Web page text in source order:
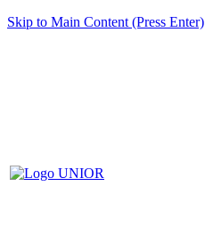
Skip to Main Content (Press Enter)